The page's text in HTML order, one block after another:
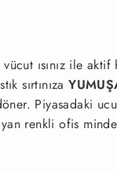
ısınız ile
sırtınıza
Piyasadaki
renkli ofis